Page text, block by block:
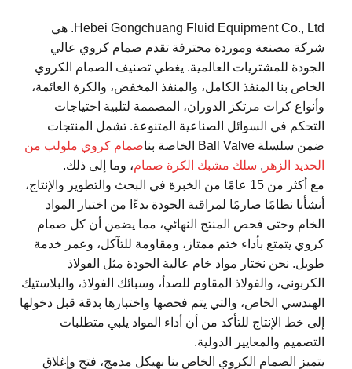
Hebei Gongchuang Fluid Equipment Co., Ltd. هي
شركة مصنعة وموردة محترفة تقدم صمام كروي عالي
الجودة للمشتريات العالمية. يغطي تصنيف الصمام الكروي
الخاص بنا المنفذ الكامل، والمنفذ المخفض، والكرة العائمة،
وأنواع كرات مرتكز الدوران، المصممة لتلبية احتياجات
التحكم في السوائل الصناعية المتنوعة. تشمل المنتجات
ضمن سلسلة Ball Valve الخاصة بنا
صمام كروي ملولب من
الحديد الزهر , سلك مشبك الكرة صمام، وما إلى ذلك.
مع أكثر من 15 عامًا من الخبرة في البحث والتطوير والإنتاج،
أنشأنا نظامًا صارمًا لمراقبة الجودة بدءًا من اختيار المواد
الخام وحتى فحص المنتج النهائي، مما يضمن أن كل صمام
كروي يتمتع بأداء ختم ممتاز، ومقاومة للتآكل، وعمر خدمة
طويل. نحن نختار مواد خام عالية الجودة مثل الفولاذ
الكربوني، والفولاذ المقاوم للصدأ، وسبائك الفولاذ، والبلاستيك
الهندسي الخاص، والتي يتم فحصها واختبارها بدقة قبل دخولها
إلى خط الإنتاج للتأكد من أن أداء المواد يلبي متطلبات
التصميم والمعايير الدولية.
يتميز الصمام الكروي الخاص بنا بهيكل مدمج، فتح وإغلاق